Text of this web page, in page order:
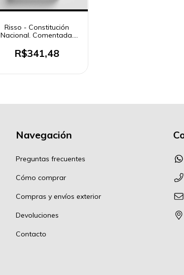
Risso - Constitución
Nacional. Comentada.
R$341,48
Navegación
Preguntas frecuentes
Cómo comprar
Compras y envíos exterior
Devoluciones
Contacto